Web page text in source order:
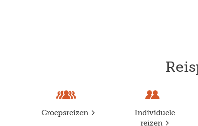
Groepsreizen
Individuele
reizen